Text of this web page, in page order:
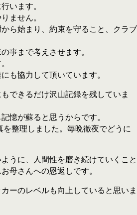
います。
ません。
ら始まり、約束を守ること、クラブ
事まで考えさせます。
も協力して頂いています。
できるだけ沢山記録を残していま
憶が蘇ると思うからです。
整理しました。毎晩徹夜でどうに
うに、人間性を磨き続けていくこと
母さんへの恩返しです。
ーのレベルも向上していると思いま